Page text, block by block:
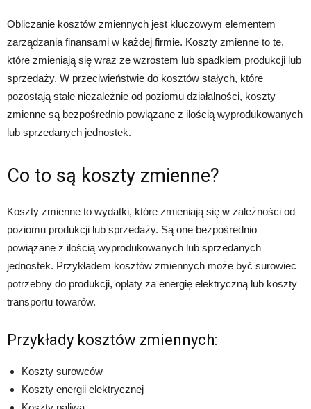
Obliczanie kosztów zmiennych jest kluczowym elementem
zarządzania finansami w każdej firmie. Koszty zmienne to te,
które zmieniają się wraz ze wzrostem lub spadkiem produkcji lub
sprzedaży. W przeciwieństwie do kosztów stałych, które
pozostają stałe niezależnie od poziomu działalności, koszty
zmienne są bezpośrednio powiązane z ilością wyprodukowanych
lub sprzedanych jednostek.
Co to są koszty zmienne?
Koszty zmienne to wydatki, które zmieniają się w zależności od
poziomu produkcji lub sprzedaży. Są one bezpośrednio
powiązane z ilością wyprodukowanych lub sprzedanych
jednostek. Przykładem kosztów zmiennych może być surowiec
potrzebny do produkcji, opłaty za energię elektryczną lub koszty
transportu towarów.
Przykłady kosztów zmiennych:
Koszty surowców
Koszty energii elektrycznej